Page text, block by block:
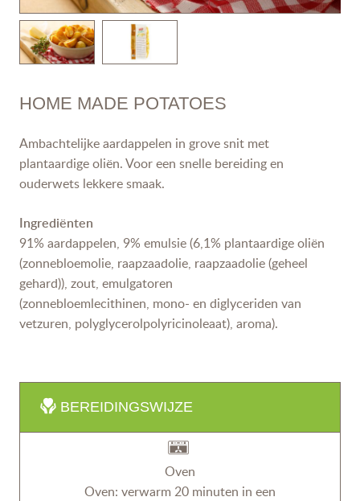
HOME MADE POTATOES
Ambachtelijke aardappelen in grove snit met
plantaardige oliën. Voor een snelle bereiding en
ouderwets lekkere smaak.
Ingrediënten
91% aardappelen, 9% emulsie (6,1% plantaardige oliën
(zonnebloemolie, raapzaadolie, raapzaadolie (geheel
gehard)), zout, emulgatoren
(zonnebloemlecithinen, mono- en diglyceriden van
vetzuren, polyglycerolpolyricinoleaat), aroma).
BEREIDINGSWIJZE
Oven
Oven: verwarm 20 minuten in een